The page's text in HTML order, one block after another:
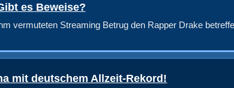
es Beweise?
vermuteten Streaming Betrug den Rapper Drake
mit deutschem Allzeit-Rekord!